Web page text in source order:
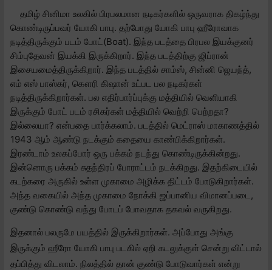
தமிழ் சினிமா உலகில் பிரபலமான நடிகர்களில் ஒருவராக திகழ்ந்து
கொண்டிருப்பவர் யோகி பாபு. தற்போது யோகி பாபு ஹீரோவாக
நடித்திருக்கும் படம் போட்(Boat). இந்த படத்தை பிரபல இயக்குனர்
சிம்புதேவன் இயக்கி இருக்கிறார். இந்த படத்திற்கு ஜிப்ரான்
இசையமைத்திருக்கிறார். இந்த படத்தில் சாம்ஸ், சின்னி ஜெயந்த்,
எம் எஸ் பாஸ்கர், கௌரி கிஷான் உட்பட பல நடிகர்கள்
நடித்திருக்கிறார்கள். பல எதிர்பார்ப்புக்கு மத்தியில் வெளியாகி
இருக்கும் போட் படம் ரசிகர்கள் மத்தியில் வெற்றி பெற்றதா?
இல்லையா? என்பதை பார்க்கலாம். படத்தில் மெட்ராஸ் மாகாணத்தில்
1943 ஆம் ஆண்டு நடக்கும் கதையை காண்பிக்கிறார்கள்.
இரண்டாம் உலகப்போர் ஒரு பக்கம் நடந்து கொண்டிருக்கின்றது.
இன்னொரு பக்கம் சுதந்திரப் போராட்டம் நடக்கிறது. இதற்கிடையில்
கடற்கரை அருகில் உள்ள முகாமை அழிக்க திட்டம் போடுகிறார்கள்.
அந்த வகையில் அந்த முகாமை நோக்கி ஜப்பானிய விமானப்படை,
குண்டு கொண்டு வந்து போடப் போவதாக தகவல் வருகிறது.
இதனால் பலருமே பயத்தில் இருக்கிறார்கள். அப்போது அங்கு
இருக்கும் ஹீரோ யோகி பாபு படகில் ஏறி கடலுக்குள் சென்று விட்டால்
தப்பித்து விடலாம். நிலத்தில் தான் குண்டு போடுவார்கள் என்று